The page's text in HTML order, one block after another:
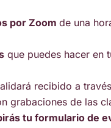
por Zoomde una
que puedes hacer en
recibido a
grabaciones de las
tu formulario de